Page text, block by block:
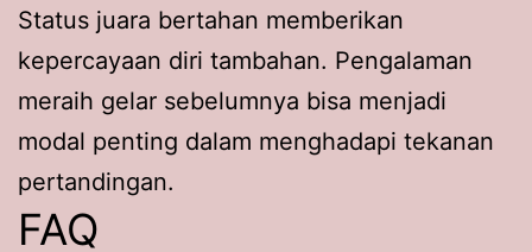
Status juara bertahan memberikan
kepercayaan diri tambahan. Pengalaman
meraih gelar sebelumnya bisa menjadi
modal penting dalam menghadapi tekanan
pertandingan.
FAQ